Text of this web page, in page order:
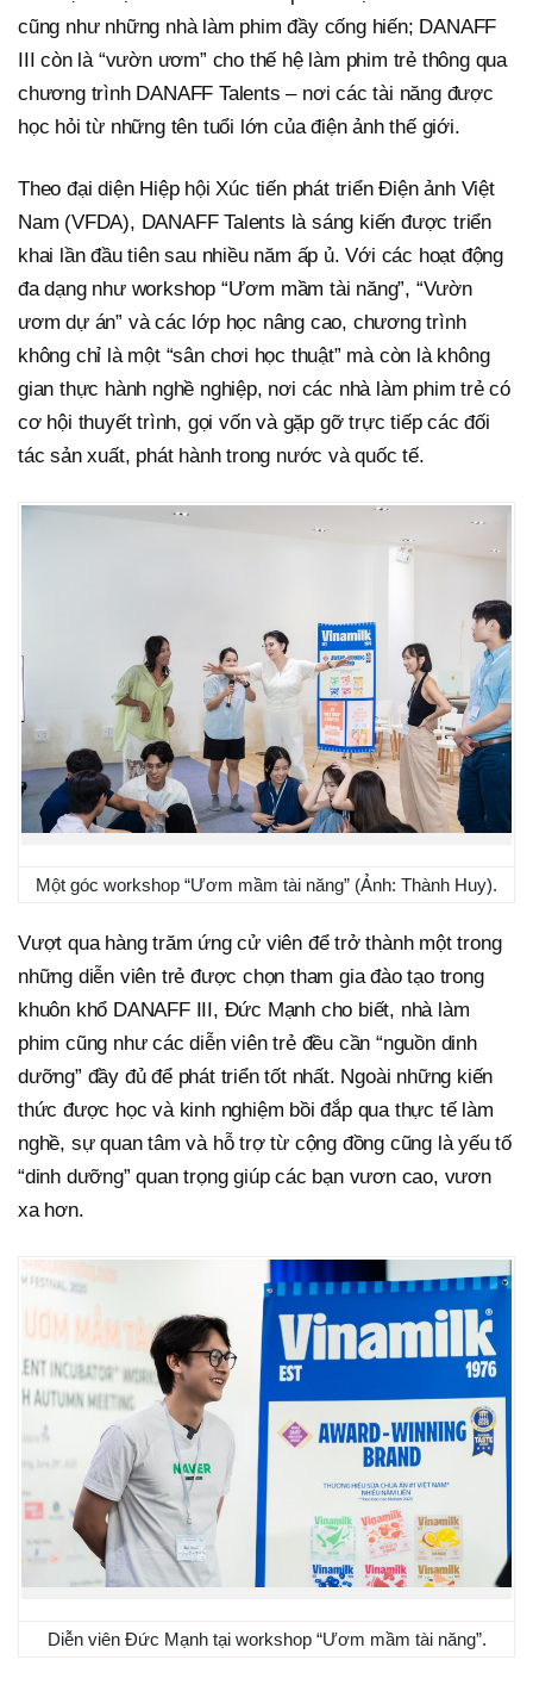
cũng như những nhà làm phim đầy cống hiến; DANAFF
III còn là “vườn ươm” cho thế hệ làm phim trẻ thông qua
chương trình DANAFF Talents – nơi các tài năng được
học hỏi từ những tên tuổi lớn của điện ảnh thế giới.
Theo đại diện Hiệp hội Xúc tiến phát triển Điện ảnh Việt
Nam (VFDA), DANAFF Talents là sáng kiến được triển
khai lần đầu tiên sau nhiều năm ấp ủ. Với các hoạt động
đa dạng như workshop “Ươm mầm tài năng”, “Vườn
ươm dự án” và các lớp học nâng cao, chương trình
không chỉ là một “sân chơi học thuật” mà còn là không
gian thực hành nghề nghiệp, nơi các nhà làm phim trẻ có
cơ hội thuyết trình, gọi vốn và gặp gỡ trực tiếp các đối
tác sản xuất, phát hành trong nước và quốc tế.
Một góc workshop “Ươm mầm tài năng” (Ảnh: Thành Huy).
Vượt qua hàng trăm ứng cử viên để trở thành một trong
những diễn viên trẻ được chọn tham gia đào tạo trong
khuôn khổ DANAFF III, Đức Mạnh cho biết, nhà làm
phim cũng như các diễn viên trẻ đều cần “nguồn dinh
dưỡng” đầy đủ để phát triển tốt nhất. Ngoài những kiến
thức được học và kinh nghiệm bồi đắp qua thực tế làm
nghề, sự quan tâm và hỗ trợ từ cộng đồng cũng là yếu tố
“dinh dưỡng” quan trọng giúp các bạn vươn cao, vươn
xa hơn.
Diễn viên Đức Mạnh tại workshop “Ươm mầm tài năng”.